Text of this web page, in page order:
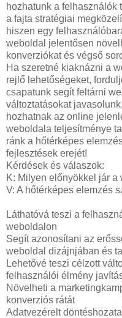
hozhatunk a felhasználók
a fajta stratégiai
hiszen egy
weboldal jelentősen
konverziókat és végső
Ha szeretné kiaknázni a
rejlő lehetőségeket,
csapatunk segít feltárni
változtatásokat
hozhatnak az online
weboldala teljesítménye
ránk a hőtérképes
fejlesztések erejét!
Kérdések és válaszok:
K: Milyen előnyökkel jár
V: A hőtérképes elemzés
Láthatóvá teszi a
weboldalon
Segít azonosítani az
weboldal dizájnjában és
Lehetővé teszi célzott
felhasználói élmény
Növelheti a
konverziós rátát
Adatvezérelt